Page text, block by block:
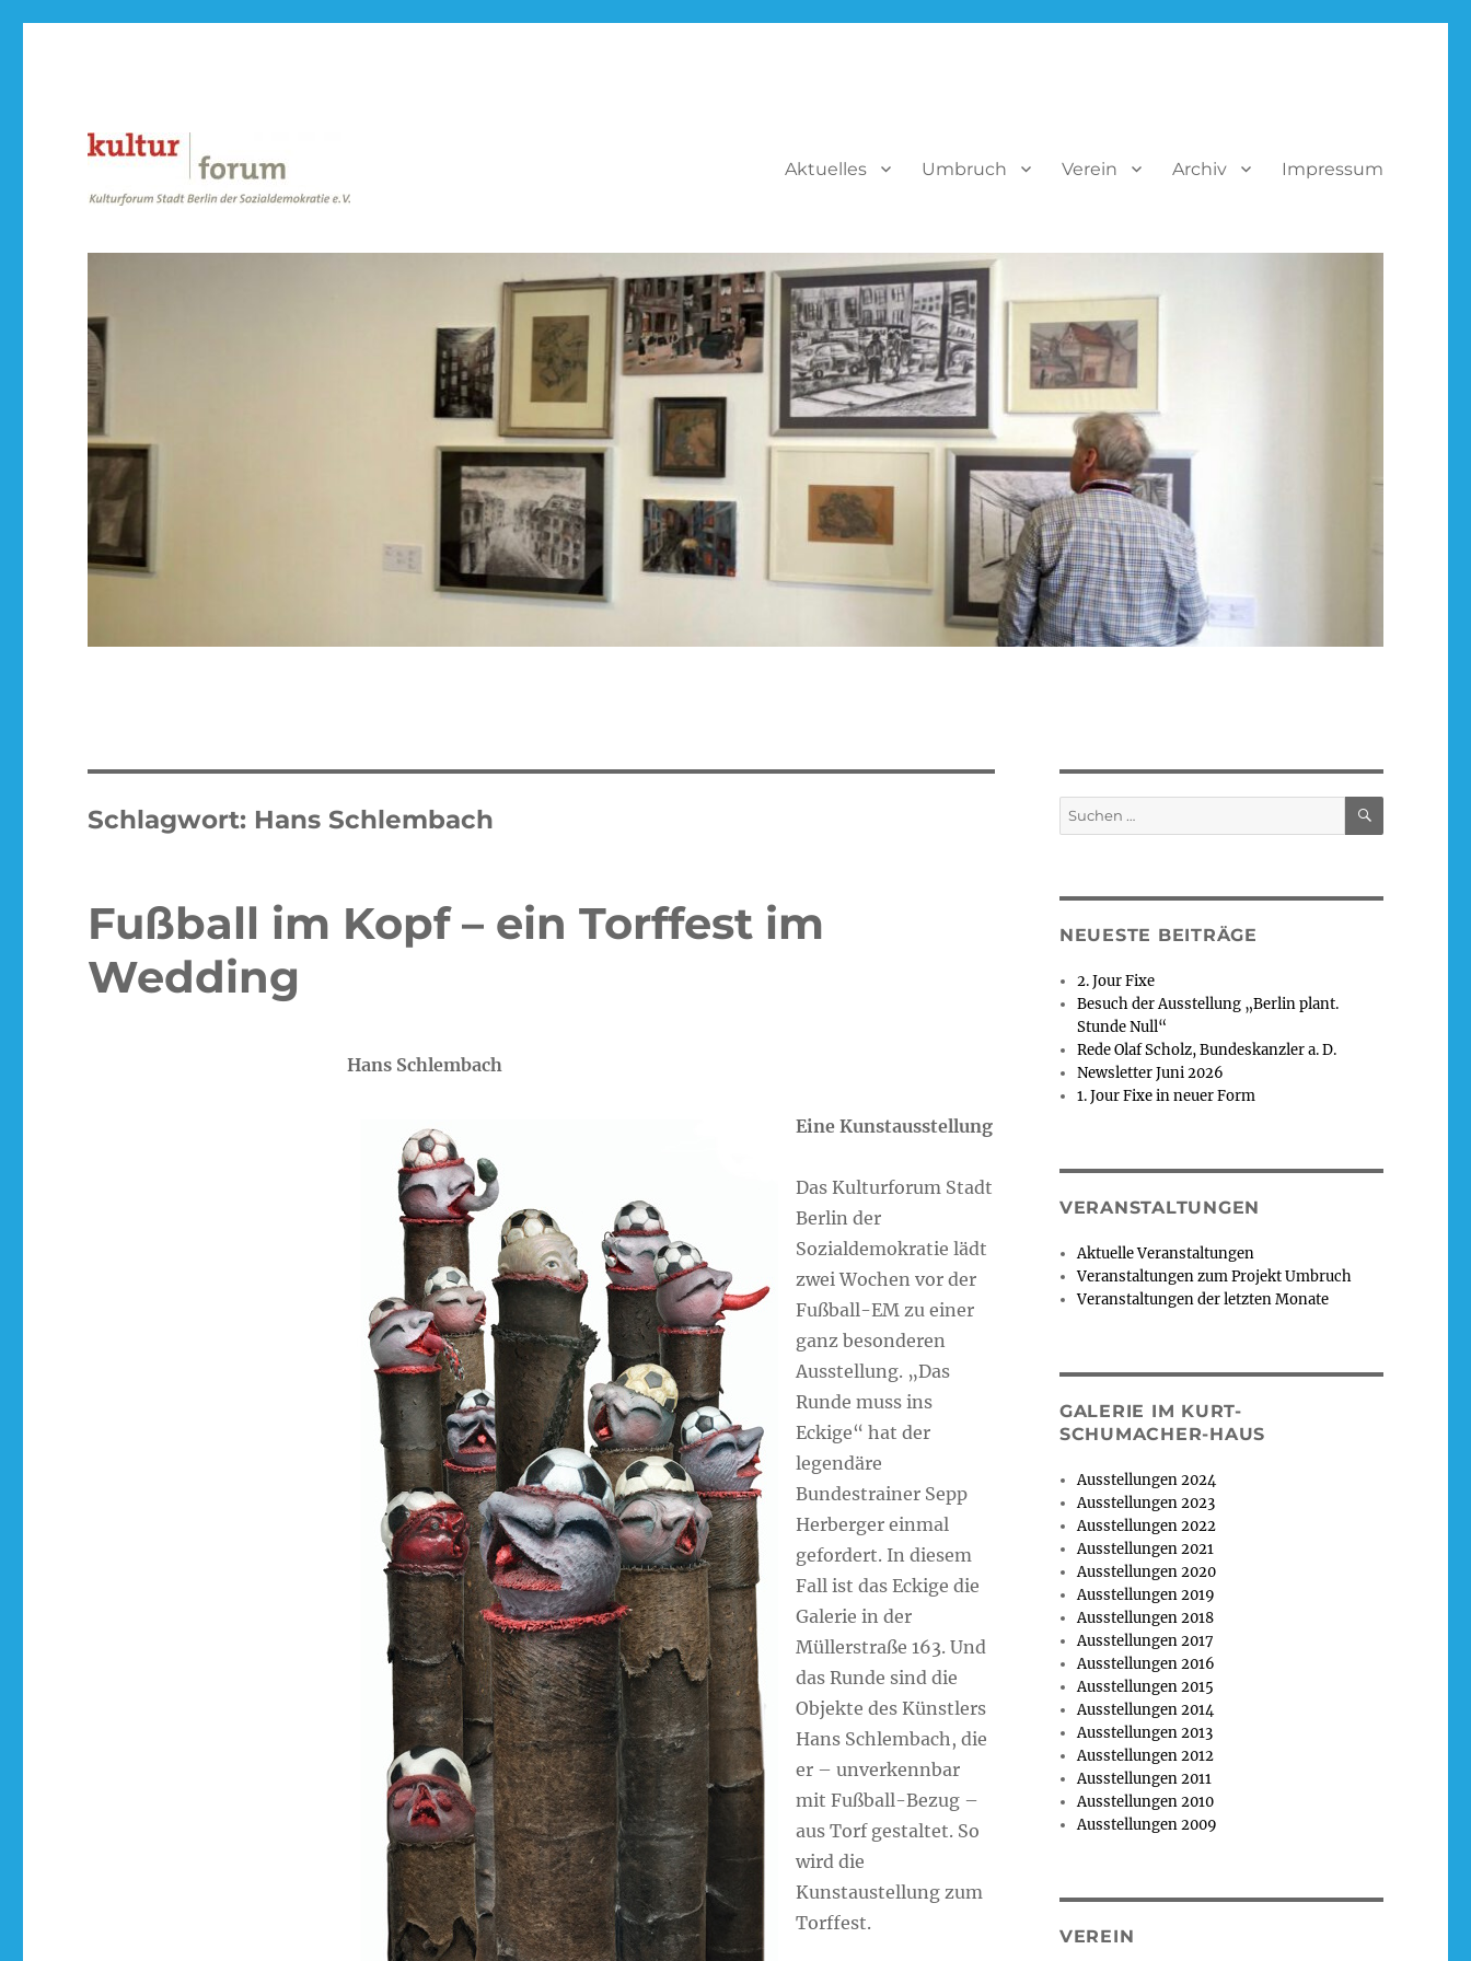
Aktuelles Umbruch Verein Archiv Impressum
Schlagwort: Hans Schlembach
Fußball im Kopf – ein Torffest im
Wedding
Hans Schlembach
Eine Kunstausstellung
Das Kulturforum Stadt
Berlin der
Sozialdemokratie lädt
zwei Wochen vor der
Fußball-EM zu einer
ganz besonderen
Ausstellung. „Das
Runde muss ins
Eckige“ hat der
legendäre
Bundestrainer Sepp
Herberger einmal
gefordert. In diesem
Fall ist das Eckige die
Galerie in der
Müllerstraße 163. Und
das Runde sind die
Objekte des Künstlers
Hans Schlembach, die
er – unverkennbar
mit Fußball-Bezug –
aus Torf gestaltet. So
wird die
Kunstaustellung zum
Torffest.
Suchen
nach:
SUCHEN
NEUESTE BEITRÄGE
2. Jour Fixe
Besuch der Ausstellung „Berlin plant.
Stunde Null“
Rede Olaf Scholz, Bundeskanzler a. D.
Newsletter Juni 2026
1. Jour Fixe in neuer Form
VERANSTALTUNGEN
Aktuelle Veranstaltungen
Veranstaltungen zum Projekt Umbruch
Veranstaltungen der letzten Monate
GALERIE IM KURT-
SCHUMACHER-HAUS
Ausstellungen 2024
Ausstellungen 2023
Ausstellungen 2022
Ausstellungen 2021
Ausstellungen 2020
Ausstellungen 2019
Ausstellungen 2018
Ausstellungen 2017
Ausstellungen 2016
Ausstellungen 2015
Ausstellungen 2014
Ausstellungen 2013
Ausstellungen 2012
Ausstellungen 2011
Ausstellungen 2010
Ausstellungen 2009
VEREIN